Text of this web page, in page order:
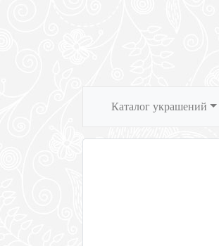
Каталог украшений